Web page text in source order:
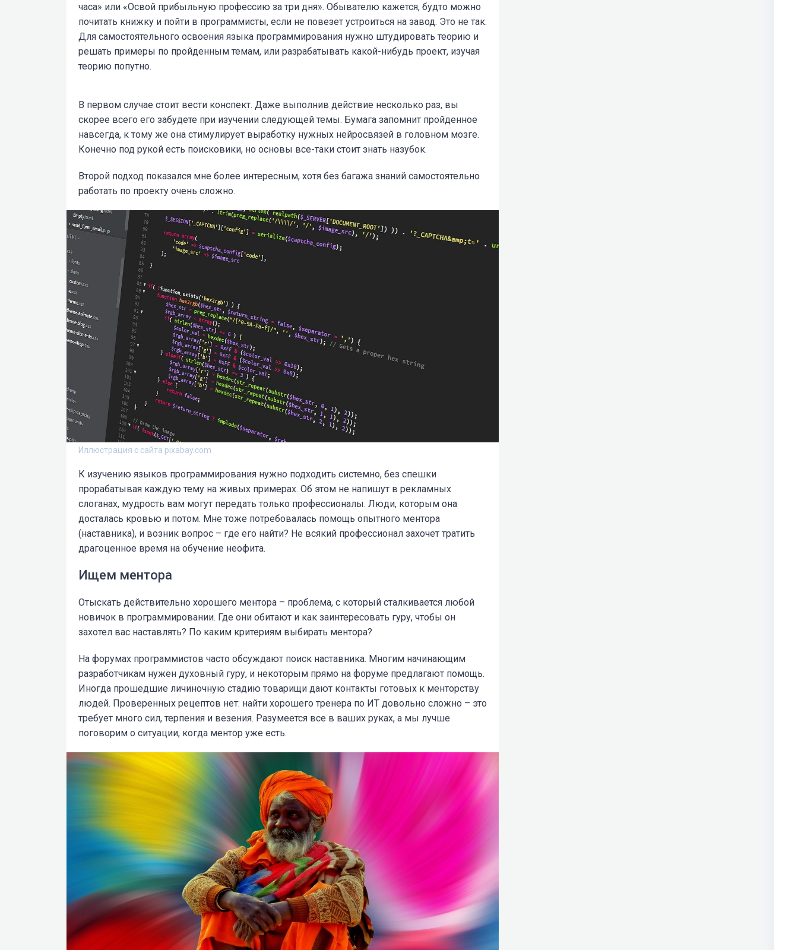
часа» или «Освой прибыльную профессию за три дня». Обывателю кажется, будто можно
почитать книжку и пойти в программисты, если не повезет устроиться на завод. Это не так.
Для самостоятельного освоения языка программирования нужно штудировать теорию и
решать примеры по пройденным темам, или разрабатывать какой-нибудь проект, изучая
теорию попутно.
В первом случае стоит вести конспект. Даже выполнив действие несколько раз, вы
скорее всего его забудете при изучении следующей темы. Бумага запомнит пройденное
навсегда, к тому же она стимулирует выработку нужных нейросвязей в головном мозге.
Конечно под рукой есть поисковики, но основы все-таки стоит знать назубок.
Второй подход показался мне более интересным, хотя без багажа знаний самостоятельно
работать по проекту очень сложно.
Иллюстрация с сайта pixabay.com
К изучению языков программирования нужно подходить системно, без спешки
прорабатывая каждую тему на живых примерах. Об этом не напишут в рекламных
слоганах, мудрость вам могут передать только профессионалы. Люди, которым она
досталась кровью и потом. Мне тоже потребовалась помощь опытного ментора
(наставника), и возник вопрос – где его найти? Не всякий профессионал захочет тратить
драгоценное время на обучение неофита.
Ищем ментора
Отыскать действительно хорошего ментора – проблема, с который сталкивается любой
новичок в программировании. Где они обитают и как заинтересовать гуру, чтобы он
захотел вас наставлять? По каким критериям выбирать ментора?
На форумах программистов часто обсуждают поиск наставника. Многим начинающим
разработчикам нужен духовный гуру, и некоторым прямо на форуме предлагают помощь.
Иногда прошедшие личиночную стадию товарищи дают контакты готовых к менторству
людей. Проверенных рецептов нет: найти хорошего тренера по ИТ довольно сложно – это
требует много сил, терпения и везения. Разумеется все в ваших руках, а мы лучше
поговорим о ситуации, когда ментор уже есть.